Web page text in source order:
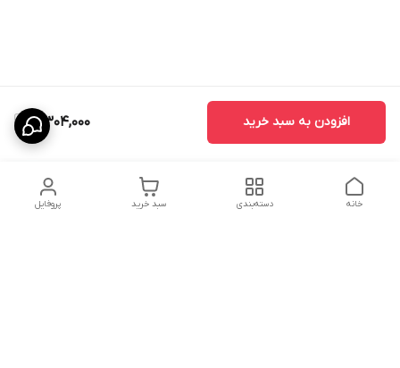
5,304,000 افزودن به سبد خرید
پروفایل سبد خرید دسته‌بندی خانه